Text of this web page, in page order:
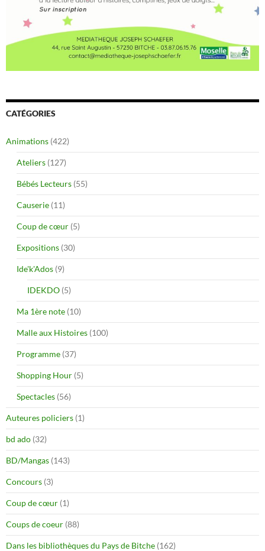
CATÉGORIES
Animations (422)
Ateliers (127)
Bébés Lecteurs (55)
Causerie (11)
Coup de cœur (5)
Expositions (30)
Ide'k'Ados (9)
IDEKDO (5)
Ma 1ère note (10)
Malle aux Histoires (100)
Programme (37)
Shopping Hour (5)
Spectacles (56)
Auteures policiers (1)
bd ado (32)
BD/Mangas (143)
Concours (3)
Coup de cœur (1)
Coups de coeur (88)
Dans les bibliothèques du Pays de Bitche (162)